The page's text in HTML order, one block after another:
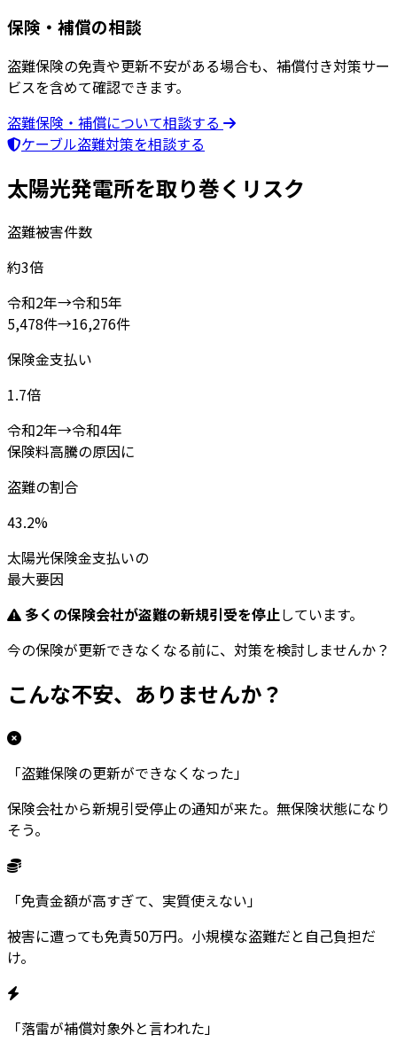
保険・補償の相談
盗難保険の免責や更新不安がある場合も、補償付き対策サー
ビスを含めて確認できます。
盗難保険・補償について相談する
ケーブル盗難対策を相談する
太陽光発電所を取り巻く リスク
盗難被害件数
約3倍
令和2年→令和5年
5,478件→16,276件
保険金支払い
1.7倍
令和2年→令和4年
保険料高騰の原因に
盗難の割合
43.2%
太陽光保険金支払いの
最大要因
多くの保険会社が盗難の新規引受を停止しています。
今の保険が更新できなくなる前に、対策を検討しませんか？
こんな不安、ありませんか？
「盗難保険の更新ができなくなった」
保険会社から新規引受停止の通知が来た。無保険状態になり
そう。
「免責金額が高すぎて、実質使えない」
被害に遭っても免責50万円。小規模な盗難だと自己負担だ
け。
「落雷が補償対象外と言われた」